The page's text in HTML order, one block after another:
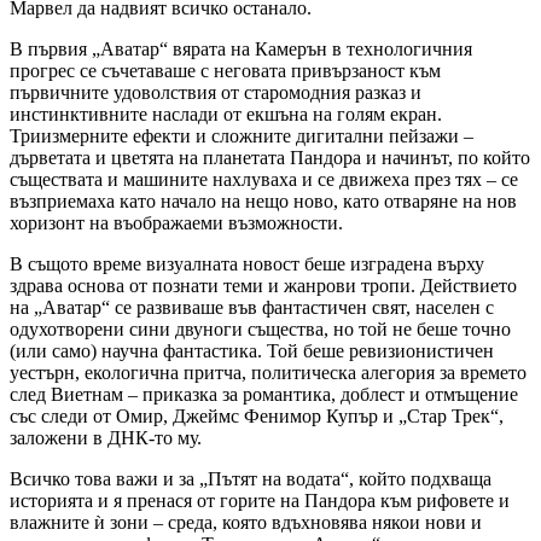
Марвел да надвият всичко останало.
В първия „Аватар“ вярата на Камерън в технологичния
прогрес се съчетаваше с неговата привързаност към
първичните удоволствия от старомодния разказ и
инстинктивните наслади от екшъна на голям екран.
Триизмерните ефекти и сложните дигитални пейзажи –
дърветата и цветята на планетата Пандора и начинът, по който
съществата и машините нахлуваха и се движеха през тях – се
възприемаха като начало на нещо ново, като отваряне на нов
хоризонт на въображаеми възможности.
В същото време визуалната новост беше изградена върху
здрава основа от познати теми и жанрови тропи. Действието
на „Аватар“ се развиваше във фантастичен свят, населен с
одухотворени сини двуноги същества, но той не беше точно
(или само) научна фантастика. Той беше ревизионистичен
уестърн, екологична притча, политическа алегория за времето
след Виетнам – приказка за романтика, доблест и отмъщение
със следи от Омир, Джеймс Фенимор Купър и „Стар Трек“,
заложени в ДНК-то му.
Всичко това важи и за „Пътят на водата“, който подхваща
историята и я пренася от горите на Пандора към рифовете и
влажните ѝ зони – среда, която вдъхновява някои нови и